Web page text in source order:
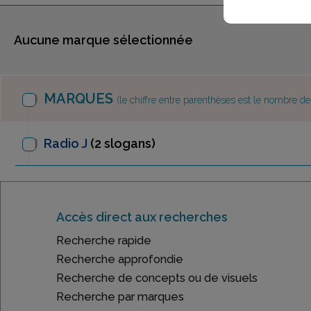
Aucune marque sélectionnée
MARQUES (le chiffre entre parenthèses est le nombre
Radio J (2 slogans)
Accès direct aux recherches
Recherche rapide
Recherche approfondie
Recherche de concepts ou de visuels
Recherche par marques